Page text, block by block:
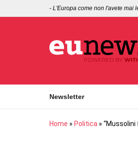
- L'Europa come non l'avete mai
Newsletter
Home » Politica »